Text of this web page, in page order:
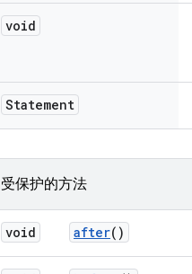
void
Statement
受保护的方法
void after()